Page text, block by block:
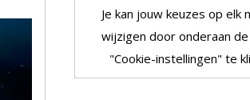
Je kan jouw keuzes op elk
wijzigen door onderaan
"Cookie-instellingen" te